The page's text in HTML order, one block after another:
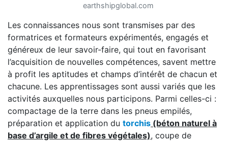
earthshipglobal.com
Les connaissances nous sont transmises par des
formatrices et formateurs expérimentés, engagés et
généreux de leur savoir-faire, qui tout en favorisant
l’acquisition de nouvelles compétences, savent mettre
à profit les aptitudes et champs d’intérêt de chacun et
chacune. Les apprentissages sont aussi variés que les
activités auxquelles nous participons. Parmi celles-ci :
compactage de la terre dans les pneus empilés,
préparation et application du torchis (béton naturel à
base d’argile et de fibres végétales), coupe de